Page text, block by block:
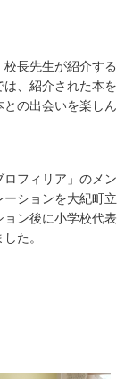
長先生が紹介する
、紹介された本を
の出会いを楽しん
フィリア」のメン
ションを大紀町立
ン後に小学校代表
た。